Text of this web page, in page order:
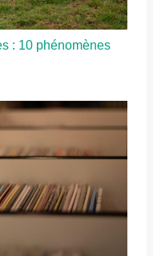
: 10 phénomènes